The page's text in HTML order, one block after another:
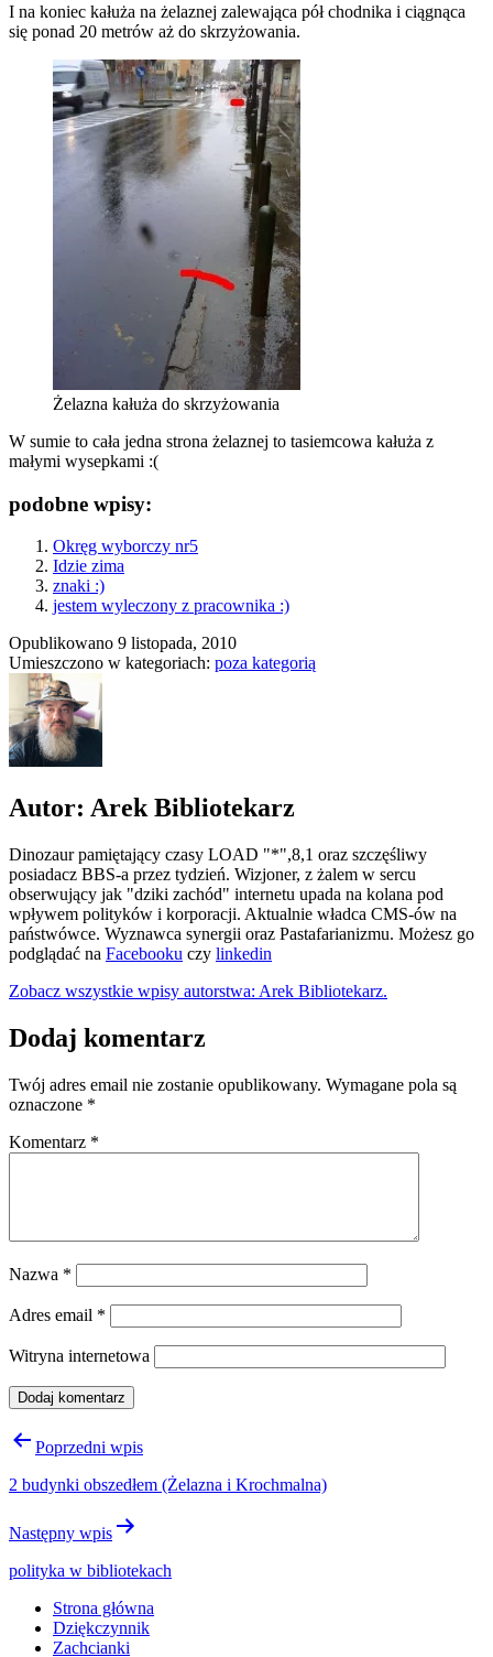
I na koniec kałuża na żelaznej zalewająca pół chodnika i ciągnąca
się ponad 20 metrów aż do skrzyżowania.
Żelazna kałuża do skrzyżowania
W sumie to cała jedna strona żelaznej to tasiemcowa kałuża z
małymi wysepkami :(
podobne wpisy:
Okręg wyborczy nr5
Idzie zima
znaki :)
jestem wyleczony z pracownika :)
Opublikowano 9 listopada, 2010
Umieszczono w kategoriach: poza kategorią
Autor: Arek Bibliotekarz
Dinozaur pamiętający czasy LOAD "*",8,1 oraz szczęśliwy
posiadacz BBS-a przez tydzień. Wizjoner, z żalem w sercu
obserwujący jak "dziki zachód" internetu upada na kolana pod
wpływem polityków i korporacji. Aktualnie władca CMS-ów na
państwówce. Wyznawca synergii oraz Pastafarianizmu. Możesz go
podglądać na Facebooku czy linkedin
Zobacz wszystkie wpisy autorstwa: Arek Bibliotekarz.
Dodaj komentarz
Twój adres email nie zostanie opublikowany. Wymagane pola są
oznaczone *
Komentarz *
Nazwa *
Adres email *
Witryna internetowa
Nawigacja
Poprzedni wpis
2 budynki obszedłem (Żelazna i Krochmalna)
Następny wpis
polityka w bibliotekach
Strona główna
Dziękczynnik
Zachcianki